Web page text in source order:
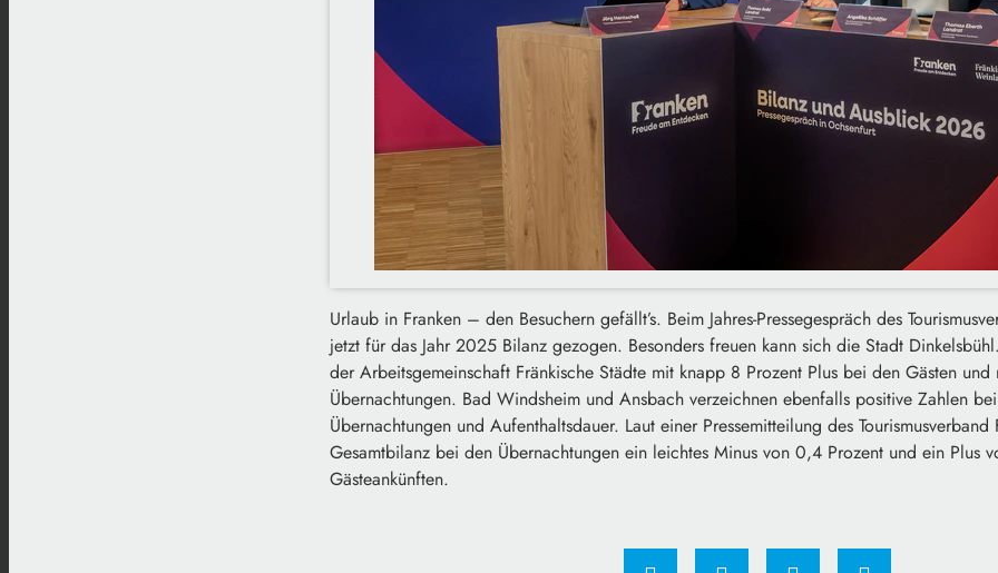
Urlaub in Franken – den Besuchern gefällt’s. Beim Jahres-Pressegespräch des
jetzt für das Jahr 2025 Bilanz gezogen. Besonders freuen kann sich die Stadt
der Arbeitsgemeinschaft Fränkische Städte mit knapp 8 Prozent Plus bei den Gästen
Übernachtungen. Bad Windsheim und Ansbach verzeichnen ebenfalls positive Zahlen
Übernachtungen und Aufenthaltsdauer. Laut einer Pressemitteilung des
Gesamtbilanz bei den Übernachtungen ein leichtes Minus von 0,4 Prozent und ein Plus
Gästeankünften.